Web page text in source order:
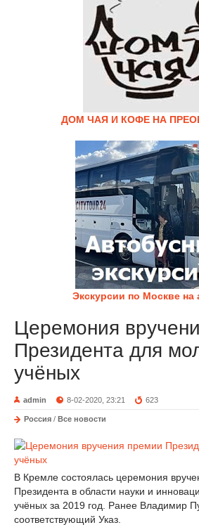
ДОМ ЧАЯ И КОФЕ НА
Экскурсии по Москве на
Церемония
Президента для
учёных
admin 8-02-2020, 23:21 623
Россия / Все новости
В Кремле состоялась церемония
Президента в области науки и
учёных за 2019 год. Ранее Владимир
соответствующий Указ.